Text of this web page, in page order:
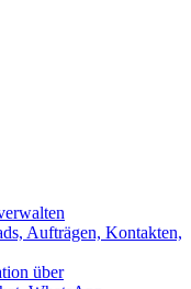
Aufträgen, Kontakten,
über